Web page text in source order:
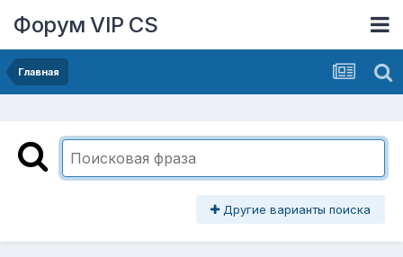
Форум VIP CS
Главная
Другие варианты поиска